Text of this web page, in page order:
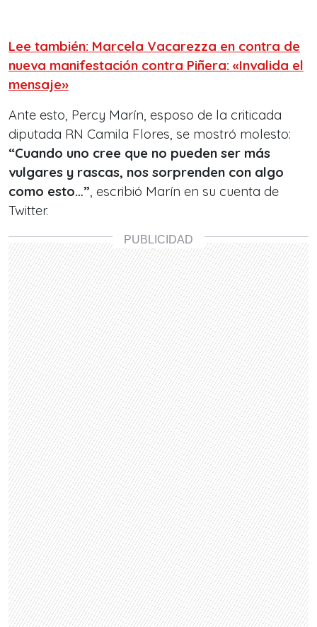
Lee también: Marcela Vacarezza en contra de
nueva manifestación contra Piñera: «Invalida el
mensaje»
Ante esto, Percy Marín, esposo de la criticada
diputada RN Camila Flores, se mostró molesto:
“Cuando uno cree que no pueden ser más
vulgares y rascas, nos sorprenden con algo
como esto…”, escribió Marín en su cuenta de
Twitter.